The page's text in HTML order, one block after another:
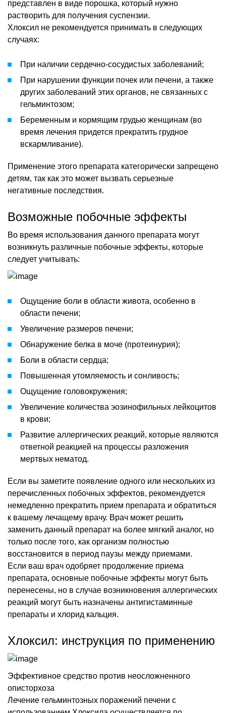
представлен в виде порошка, который нужно
растворить для получения суспензии.
Хлоксил не рекомендуется принимать в следующих
случаях:
При наличии сердечно-сосудистых заболеваний;
При нарушении функции почек или печени, а также
других заболеваний этих органов, не связанных с
гельминтозом;
Беременным и кормящим грудью женщинам (во
время лечения придется прекратить грудное
вскармливание).
Применение этого препарата категорически запрещено
детям, так как это может вызвать серьезные
негативные последствия.
Возможные побочные эффекты
Во время использования данного препарата могут
возникнуть различные побочные эффекты, которые
следует учитывать:
Ощущение боли в области живота, особенно в
области печени;
Увеличение размеров печени;
Обнаружение белка в моче (протеинурия);
Боли в области сердца;
Повышенная утомляемость и сонливость;
Ощущение головокружения;
Увеличение количества эозинофильных лейкоцитов
в крови;
Развитие аллергических реакций, которые являются
ответной реакцией на процессы разложения
мертвых нематод.
Если вы заметите появление одного или нескольких из
перечисленных побочных эффектов, рекомендуется
немедленно прекратить прием препарата и обратиться
к вашему лечащему врачу. Врач может решить
заменить данный препарат на более мягкий аналог, но
только после того, как организм полностью
восстановится в период паузы между приемами.
Если ваш врач одобряет продолжение приема
препарата, основные побочные эффекты могут быть
перенесены, но в случае возникновения аллергических
реакций могут быть назначены антигистаминные
препараты и хлорид кальция.
Хлоксил: инструкция по применению
Эффективное средство против неосложненного
описторхоза
Лечение гельминтозных поражений печени с